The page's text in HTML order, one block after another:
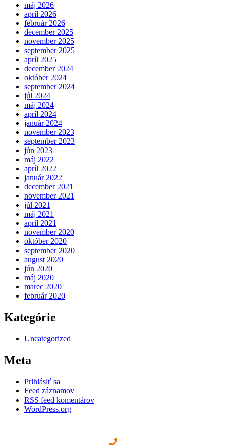
máj 2026
apríl 2026
február 2026
december 2025
november 2025
september 2025
apríl 2025
december 2024
október 2024
september 2024
júl 2024
máj 2024
apríl 2024
január 2024
november 2023
september 2023
jún 2023
máj 2022
apríl 2022
január 2022
december 2021
november 2021
júl 2021
máj 2021
apríl 2021
november 2020
október 2020
september 2020
august 2020
jún 2020
máj 2020
marec 2020
február 2020
Kategórie
Uncategorized
Meta
Prihlásiť sa
Feed záznamov
RSS feed komentárov
WordPress.org